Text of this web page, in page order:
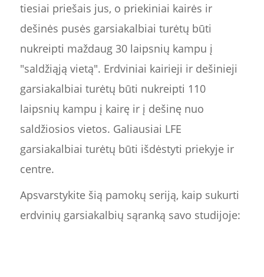
tiesiai priešais jus, o priekiniai kairės ir
dešinės pusės garsiakalbiai turėtų būti
nukreipti maždaug 30 laipsnių kampu į
"saldžiąją vietą". Erdviniai kairieji ir dešinieji
garsiakalbiai turėtų būti nukreipti 110
laipsnių kampu į kairę ir į dešinę nuo
saldžiosios vietos. Galiausiai LFE
garsiakalbiai turėtų būti išdėstyti priekyje ir
centre.
Apsvarstykite šią pamokų seriją, kaip sukurti
erdvinių garsiakalbių sąranką savo studijoje: